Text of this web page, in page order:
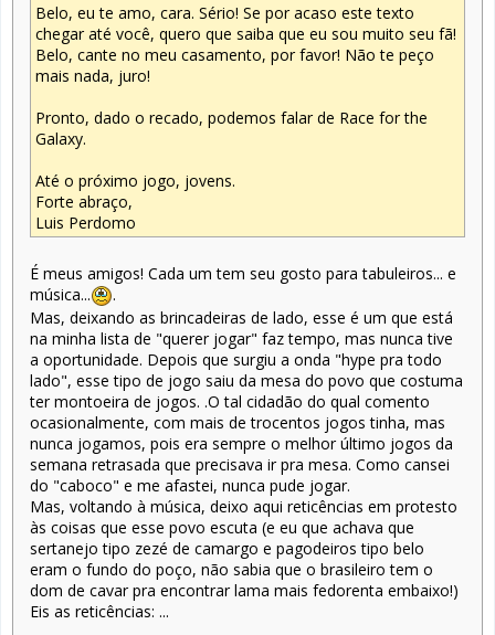
Belo, eu te amo, cara. Sério! Se por acaso este texto
chegar até você, quero que saiba que eu sou muito seu fã!
Belo, cante no meu casamento, por favor! Não te peço
mais nada, juro!
Pronto, dado o recado, podemos falar de Race for the
Galaxy.
Até o próximo jogo, jovens.
Forte abraço,
Luis Perdomo
É meus amigos! Cada um tem seu gosto para tabuleiros... e
música...
.
Mas, deixando as brincadeiras de lado, esse é um que está
na minha lista de "querer jogar" faz tempo, mas nunca tive
a oportunidade. Depois que surgiu a onda "hype pra todo
lado", esse tipo de jogo saiu da mesa do povo que costuma
ter montoeira de jogos. .O tal cidadão do qual comento
ocasionalmente, com mais de trocentos jogos tinha, mas
nunca jogamos, pois era sempre o melhor último jogos da
semana retrasada que precisava ir pra mesa. Como cansei
do "caboco" e me afastei, nunca pude jogar.
Mas, voltando à música, deixo aqui reticências em protesto
às coisas que esse povo escuta (e eu que achava que
sertanejo tipo zezé de camargo e pagodeiros tipo belo
eram o fundo do poço, não sabia que o brasileiro tem o
dom de cavar pra encontrar lama mais fedorenta embaixo!)
Eis as reticências: ...